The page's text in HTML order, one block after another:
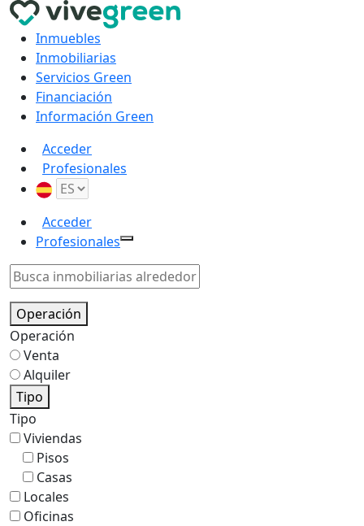
Inmuebles
Inmobiliarias
Servicios Green
Financiación
Información Green
Acceder
Profesionales
Acceder
Profesionales
Operación
Operación
Venta
Alquiler
Tipo
Tipo
Viviendas
Pisos
Casas
Locales
Oficinas